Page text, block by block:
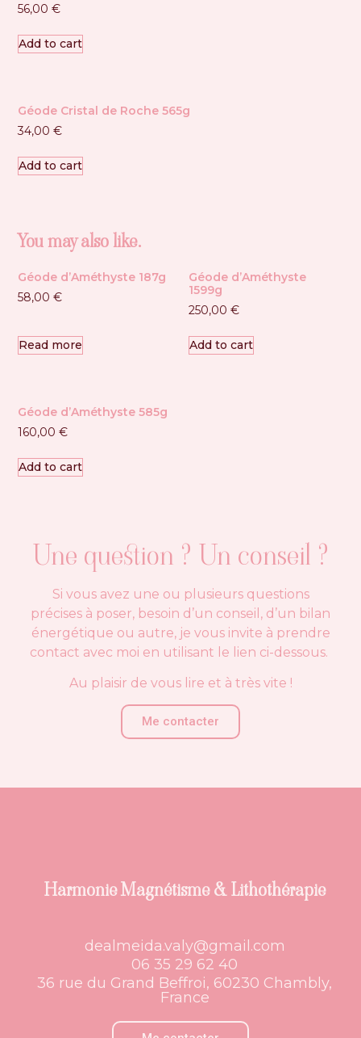
56,00€
Add to cart
Géode Cristal de Roche 565g
34,00€
Add to cart
You may also like…
Géode d’Améthyste 187g
58,00€
Read more
Géode d’Améthyste
1599g
250,00 €
Add to cart
Géode d’Améthyste 585g
160,00€
Add to cart
Une question ? Un conseil ?
Si vous avez une ou plusieurs questions
précises à poser, besoin d’un conseil, d’un bilan
énergétique ou autre, je vous invite à prendre
contact avec moi en utilisant le lien ci-dessous.
Au plaisir de vous lire et à très vite !
Me contacter
Harmonie Magnétisme & Lithothérapie
dealmeida.valy@gmail.com
06 35 29 62 40
36 rue du Grand Beffroi, 60230 Chambly,
France